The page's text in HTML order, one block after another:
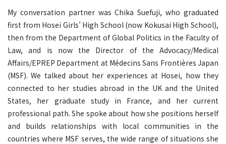
My conversation partner was Chika Suefuji, who graduated
first from Hosei Girls’ High School (now Kokusai High School),
then from the Department of Global Politics in the Faculty of
Law, and is now the Director of the Advocacy/Medical
Affairs/EPREP Department at Médecins Sans Frontières Japan
(MSF). We talked about her experiences at Hosei, how they
connected to her studies abroad in the UK and the United
States, her graduate study in France, and her current
professional path. She spoke about how she positions herself
and builds relationships with local communities in the
countries where MSF serves, the wide range of situations she